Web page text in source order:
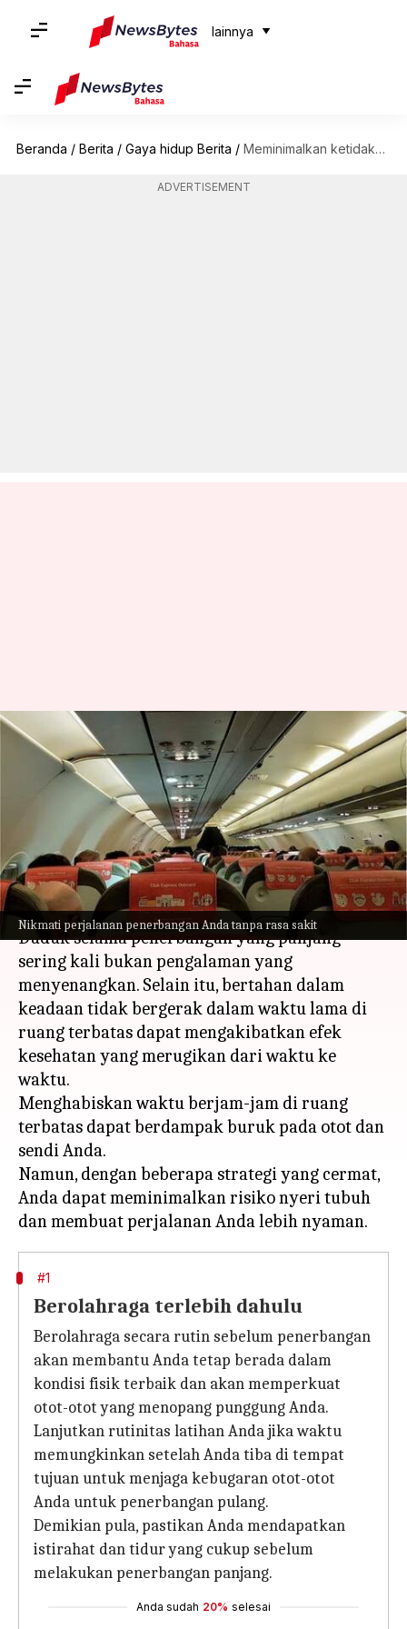
lainnya
Beranda / Berita / Gaya hidup Berita / Meminimalkan ketidaknyamanan: Cara mencegah nyeri tubuh selama penerbangan panjang
ADVERTISEMENT
Nikmati perjalanan penerbangan Anda tanpa rasa sakit
Meminimalkan
ketidaknyamanan: Cara
mencegah nyeri tubuh selama
penerbangan panjang
menulis Taufiq Al Jufri Aug 21, 2023 12:09 pm
Apa ceritanya
Duduk selama penerbangan yang panjang
sering kali bukan pengalaman yang
menyenangkan. Selain itu, bertahan dalam
keadaan tidak bergerak dalam waktu lama di
ruang terbatas dapat mengakibatkan efek
kesehatan yang merugikan dari waktu ke
waktu.
Menghabiskan waktu berjam-jam di ruang
terbatas dapat berdampak buruk pada otot dan
sendi Anda.
Namun, dengan beberapa strategi yang cermat,
Anda dapat meminimalkan risiko nyeri tubuh
#1
Berolahraga terlebih dahulu
Berolahraga secara rutin sebelum penerbangan
akan membantu Anda tetap berada dalam
kondisi fisik terbaik dan akan memperkuat
otot-otot yang menopang punggung Anda.
Lanjutkan rutinitas latihan Anda jika waktu
memungkinkan setelah Anda tiba di tempat
tujuan untuk menjaga kebugaran otot-otot
Anda untuk penerbangan pulang.
Demikian pula, pastikan Anda mendapatkan
istirahat dan tidur yang cukup sebelum
melakukan penerbangan panjang.
Anda sudah 20% selesai